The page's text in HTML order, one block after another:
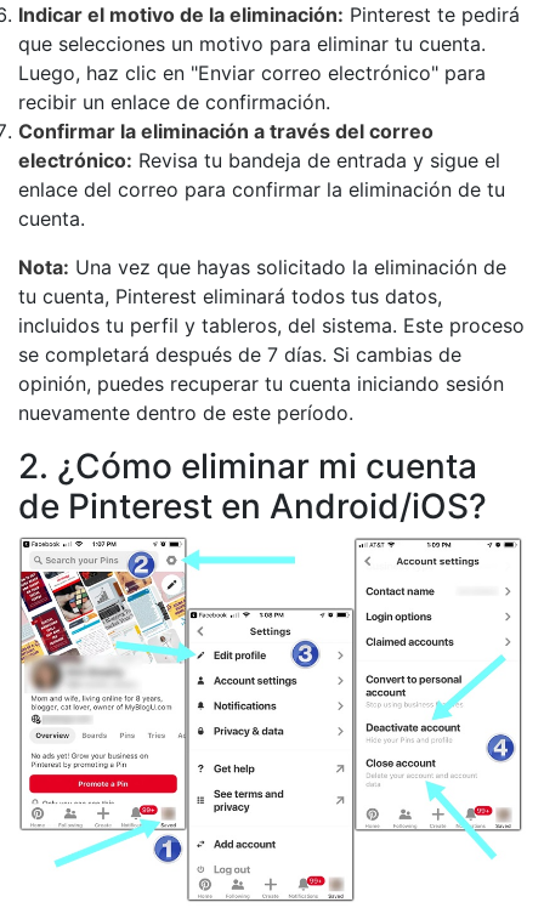
Indicar el motivo de la eliminación: Pinterest te pedirá
que selecciones un motivo para eliminar tu cuenta.
Luego, haz clic en "Enviar correo electrónico" para
recibir un enlace de confirmación.
Confirmar la eliminación a través del correo
electrónico: Revisa tu bandeja de entrada y sigue el
enlace del correo para confirmar la eliminación de tu
cuenta.
Nota: Una vez que hayas solicitado la eliminación de
tu cuenta, Pinterest eliminará todos tus datos,
incluidos tu perfil y tableros, del sistema. Este proceso
se completará después de 7 días. Si cambias de
opinión, puedes recuperar tu cuenta iniciando sesión
nuevamente dentro de este período.
2. ¿Cómo eliminar mi cuenta
de Pinterest en Android/iOS?